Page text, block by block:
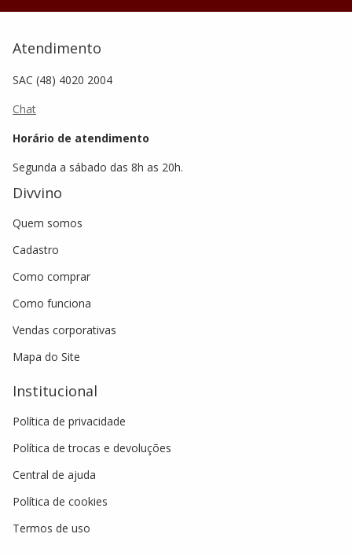
Atendimento
SAC (48) 4020 2004
Chat
Horário de atendimento
Segunda a sábado das 8h as 20h.
Divvino
Quem somos
Cadastro
Como comprar
Como funciona
Vendas corporativas
Mapa do Site
Institucional
Política de privacidade
Política de trocas e devoluções
Central de ajuda
Política de cookies
Termos de uso